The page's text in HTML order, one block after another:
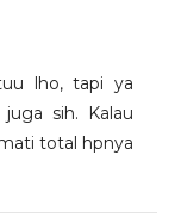
lho, tapi ya
sih. Kalau
total hpnya